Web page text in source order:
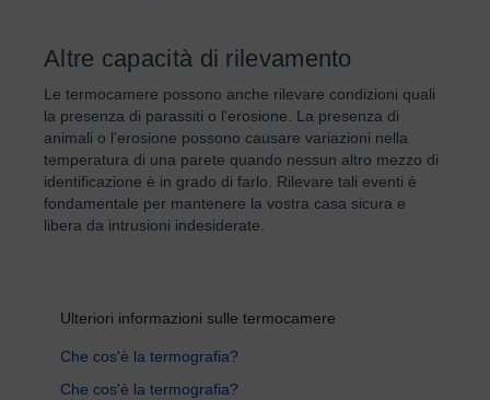
Altre capacità di rilevamento
Le termocamere possono anche rilevare condizioni quali
la presenza di parassiti o l'erosione. La presenza di
animali o l'erosione possono causare variazioni nella
temperatura di una parete quando nessun altro mezzo di
identificazione è in grado di farlo. Rilevare tali eventi è
fondamentale per mantenere la vostra casa sicura e
libera da intrusioni indesiderate.
Ulteriori informazioni sulle termocamere
Che cos'è la termografia?
Che cos'è la termografia?